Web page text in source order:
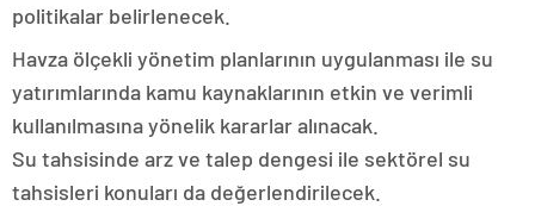
politikalar belirlenecek.
Havza ölçekli yönetim planlarının uygulanması ile su
yatırımlarında kamu kaynaklarının etkin ve verimli
kullanılmasına yönelik kararlar alınacak.
Su tahsisinde arz ve talep dengesi ile sektörel su
tahsisleri konuları da değerlendirilecek.